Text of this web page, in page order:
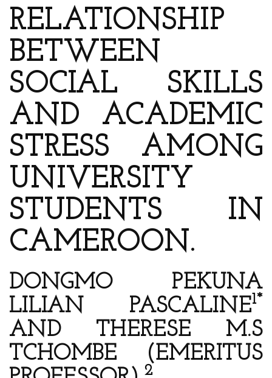
RELATIONSHIP
BETWEEN
SOCIAL SKILLS
AND ACADEMIC
STRESS AMONG
UNIVERSITY
STUDENTS IN
CAMEROON.
DONGMO PEKUNA
LILIAN PASCALINE1*
AND THERESE M.S
TCHOMBE (EMERITUS
2